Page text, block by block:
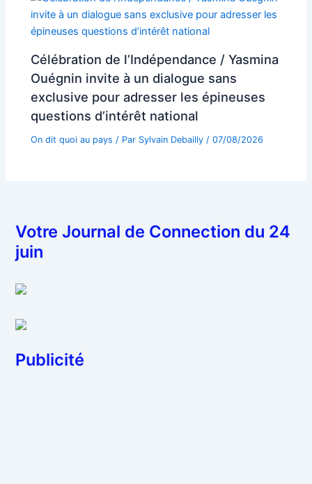
Célébration de l’Indépendance / Yasmina
Ouégnin invite à un dialogue sans
exclusive pour adresser les épineuses
questions d’intérêt national
On dit quoi au pays / Par Sylvain Debailly /07/08/2026
Votre Journal de Connection du 24
juin
Publicité